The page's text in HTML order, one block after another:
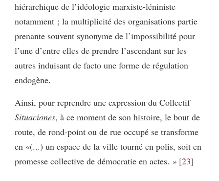
hiérarchique de l’idéologie marxiste-léniniste
notamment ; la multiplicité des organisations partie
prenante souvent synonyme de l’impossibilité pour
l’une d’entre elles de prendre l’ascendant sur les
autres induisant de facto une forme de régulation
endogène.
Ainsi, pour reprendre une expression du Collectif
Situaciones, à ce moment de son histoire, le bout de
route, de rond-point ou de rue occupé se transforme
en «(...) un espace de la ville tourné en polis, soit en
promesse collective de démocratie en actes. » 23